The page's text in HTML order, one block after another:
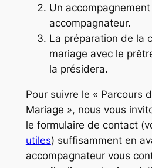
Un
accompagnateur.
La préparation de la
mariage avec le
la présidera.
Pour suivre le « Parcours
Mariage », nous vous
le formulaire de contact
utiles) suffisamment en
accompagnateur vous